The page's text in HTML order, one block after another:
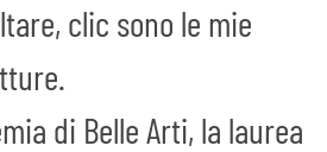
clic sono le mie
di Belle Arti, la laurea